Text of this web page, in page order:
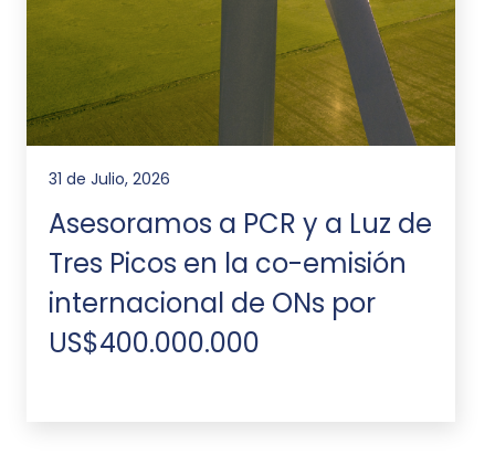
31 de Julio, 2026
Asesoramos a PCR y a Luz de
Tres Picos en la co-emisión
internacional de ONs por
US$400.000.000